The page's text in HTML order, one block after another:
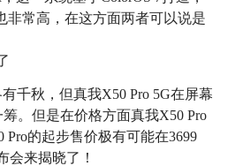
非常高，在这方面两者可以说是
千秋，但真我X50 Pro 5G在屏幕
。但是在价格方面真我X50 Pro
的起步售价极有可能在3699
会来揭晓了！